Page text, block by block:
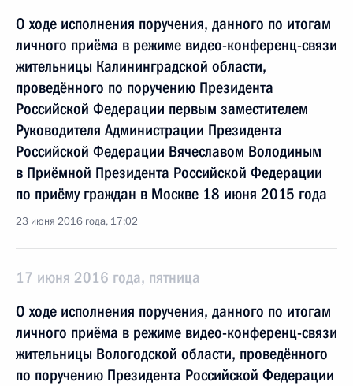
О ходе исполнения поручения, данного по итогам
личного приёма в режиме видео-конференц-связи
жительницы Калининградской области,
проведённого по поручению Президента
Российской Федерации первым заместителем
Руководителя Администрации Президента
Российской Федерации Вячеславом Володиным
в Приёмной Президента Российской Федерации
по приёму граждан в Москве 18 июня 2015 года
23 июня 2016 года, 17:02
17 июня 2016 года, пятница
О ходе исполнения поручения, данного по итогам
личного приёма в режиме видео-конференц-связи
жительницы Вологодской области, проведённого
по поручению Президента Российской Федерации